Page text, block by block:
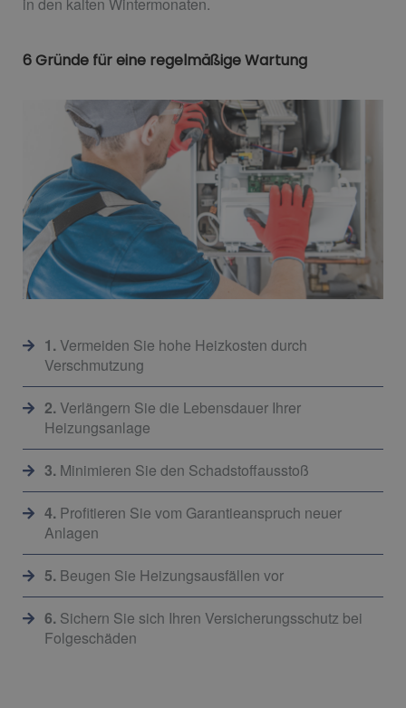
in den kalten Wintermonaten.
6 Gründe für eine regelmäßige Wartung
1.Vermeiden Sie hohe Heizkosten durch
Verschmutzung
2.Verlängern Sie die Lebensdauer Ihrer
Heizungsanlage
3.Minimieren Sie den Schadstoffausstoß
4.Profitieren Sie vom Garantieanspruch neuer
Anlagen
5.Beugen Sie Heizungsausfällen vor
6.Sichern Sie sich Ihren Versicherungsschutz bei
Folgeschäden